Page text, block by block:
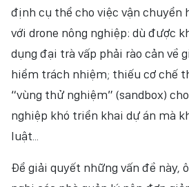
định cụ thể cho việc vận chuyển
với drone nông nghiệp: dù được
dụng đại trà vấp phải rào cản về
hiểm trách nhiệm; thiếu cơ chế
“vùng thử nghiệm” (sandbox)
nghiệp khó triển khai dự án mà
luật...
Để giải quyết những vấn đề này,